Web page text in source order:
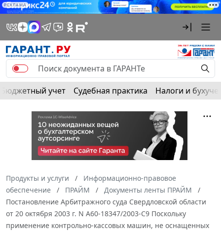
РЕКЛАМА
Бюджетный учет Судебная практика Налоги и
Продукты и услуги
Информационно-правовое
обеспечение
ПРАЙМ
Документы ленты ПРАЙМ
Постановление Арбитражного суда Свердловской области
от 20 октября 2003 г. N А60-18347/2003-С9 Поскольку
применение контрольно-кассовых машин, не оснащенных